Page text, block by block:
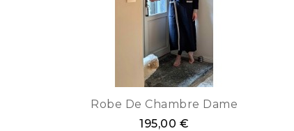
Robe De Chambre Dame
195,00 €